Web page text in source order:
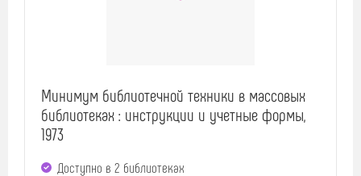
Минимум библиотечной техники в массовых
библиотеках : инструкции и учетные формы,
1973
Доступно в 2 библиотеках